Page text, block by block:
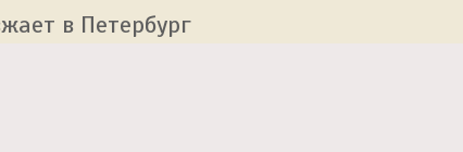
в Петербург